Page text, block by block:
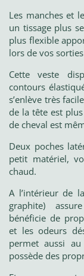
Les manches et
un tissage plus
plus flexible
lors de vos
Cette veste
contours
s’enlève très
de la tête est
de cheval est
Deux poches
petit matériel,
chaud.
A l’intérieur de
graphite)
bénéficie de
et les odeurs
permet aussi
possède des